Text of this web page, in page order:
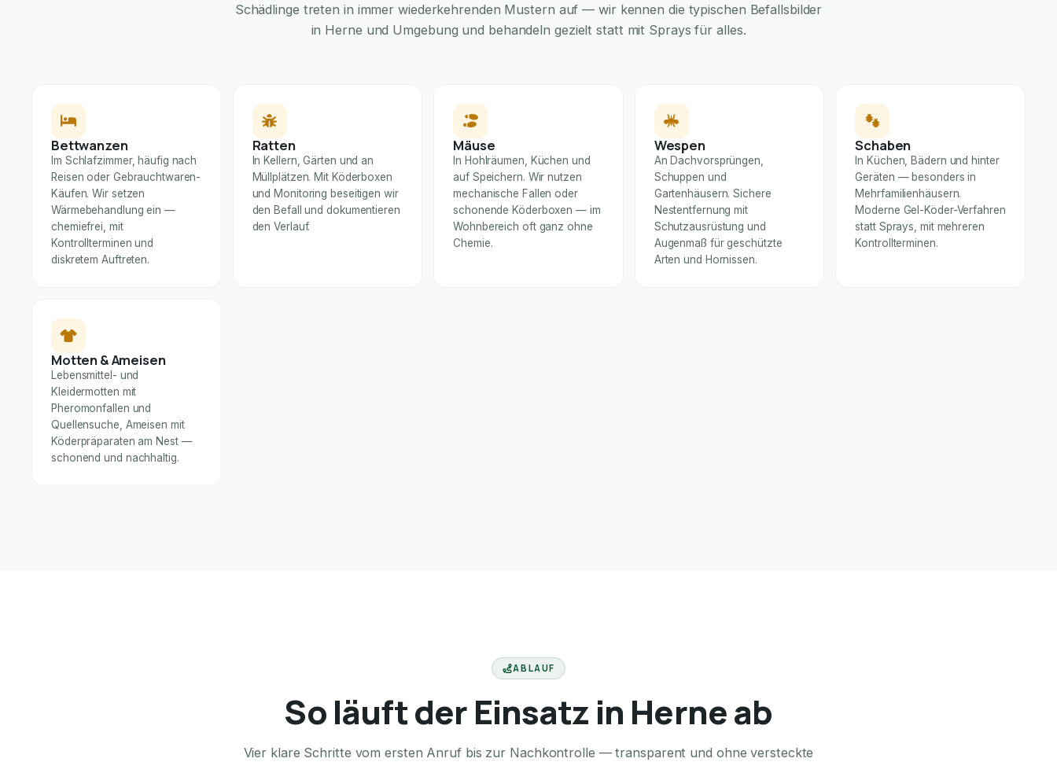
Schädlinge treten in immer wiederkehrenden Mustern auf — wir kennen die typischen Befallsbilder
in Herne und Umgebung und behandeln gezielt statt mit Sprays für alles.
Bettwanzen
Im Schlafzimmer, häufig nach
Reisen oder Gebrauchtwaren-
Käufen. Wir setzen
Wärmebehandlung ein —
chemiefrei, mit
Kontrollterminen und
diskretem Auftreten.
Ratten
In Kellern, Gärten und an
Müllplätzen. Mit Köderboxen
und Monitoring beseitigen wir
den Befall und dokumentieren
den Verlauf.
Mäuse
In Hohlräumen, Küchen und
auf Speichern. Wir nutzen
mechanische Fallen oder
schonende Köderboxen — im
Wohnbereich oft ganz ohne
Chemie.
Wespen
An Dachvorsprüngen,
Schuppen und
Gartenhäusern. Sichere
Nestentfernung mit
Schutzausrüstung und
Augenmaß für geschützte
Arten und Hornissen.
Schaben
In Küchen, Bädern und hinter
Geräten — besonders in
Mehrfamilienhäusern.
Moderne Gel-Köder-Verfahren
statt Sprays, mit mehreren
Kontrollterminen.
Motten & Ameisen
Lebensmittel- und
Kleidermotten mit
Pheromonfallen und
Quellensuche, Ameisen mit
Köderpräparaten am Nest —
schonend und nachhaltig.
ABLAUF
So läuft der Einsatz in Herne ab
Vier klare Schritte vom ersten Anruf bis zur Nachkontrolle — transparent und ohne versteckte